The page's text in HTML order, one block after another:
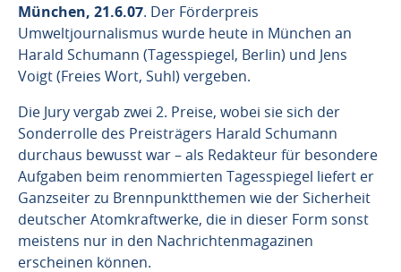
München, 21.6.07. Der Förderpreis
Umweltjournalismus wurde heute in München an
Harald Schumann (Tagesspiegel, Berlin) und Jens
Voigt (Freies Wort, Suhl) vergeben.
Die Jury vergab zwei 2. Preise, wobei sie sich der
Sonderrolle des Preisträgers Harald Schumann
durchaus bewusst war – als Redakteur für besondere
Aufgaben beim renommierten Tagesspiegel liefert er
Ganzseiter zu Brennpunktthemen wie der Sicherheit
deutscher Atomkraftwerke, die in dieser Form sonst
meistens nur in den Nachrichtenmagazinen
erscheinen können.